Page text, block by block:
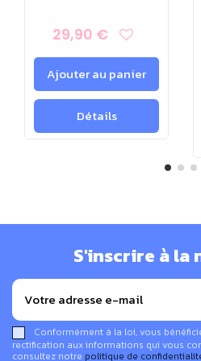
29,90 €
Ajouter au panier
Détails
S'inscrire à la
Conformément à la loi, vous
rectification aux informations qui vous
consultez notre politique de